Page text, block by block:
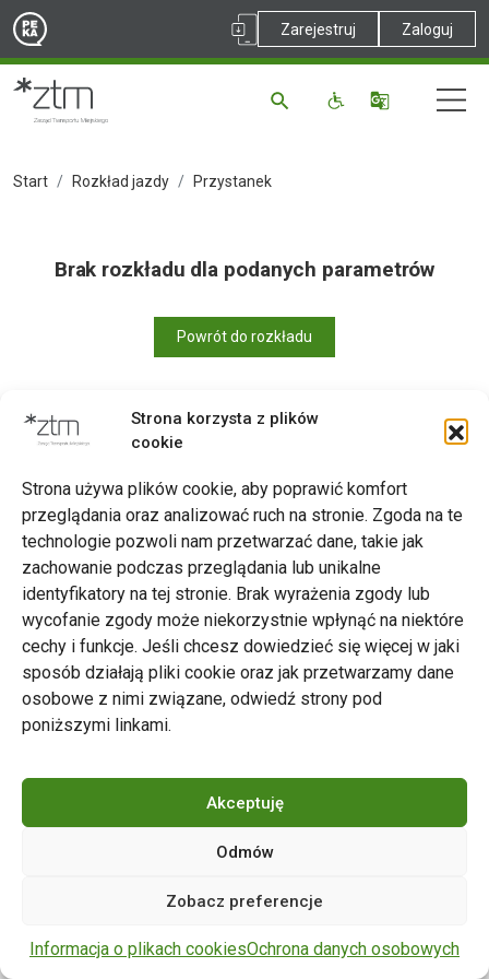
Strona korzysta z plików
cookie
Strona używa plików cookie, aby poprawić komfort
przeglądania oraz analizować ruch na stronie. Zgoda na te
technologie pozwoli nam przetwarzać dane, takie jak
zachowanie podczas przeglądania lub unikalne
identyfikatory na tej stronie. Brak wyrażenia zgody lub
wycofanie zgody może niekorzystnie wpłynąć na niektóre
cechy i funkcje. Jeśli chcesz dowiedzieć się więcej w jaki
sposób działają pliki cookie oraz jak przetwarzamy dane
osobowe z nimi związane, odwiedź strony pod
poniższymi linkami.
Akceptuję
Odmów
Zobacz preferencje
Informacja o plikach cookiesOchrona danych osobowych
Zarejestruj Zaloguj
Start Rozkład jazdy Przystanek
Brak rozkładu dla podanych parametrów
Powrót do rozkładu
Zarząd Transportu Miejskiego w Poznaniu
Napisz do nas
tel. 61 646 33 44
ul. Matejki 59, 60-770 Poznań
zastrzeżone.